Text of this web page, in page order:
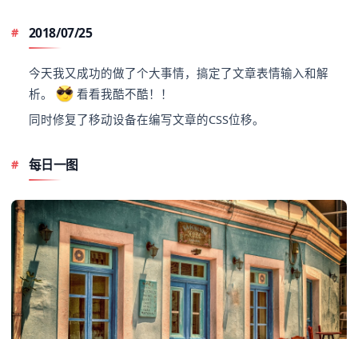
2018/07/25
今天我又成功的做了个大事情，搞定了文章表情输入和解
析。
看看我酷不酷！！
同时修复了移动设备在编写文章的CSS位移。
每日一图